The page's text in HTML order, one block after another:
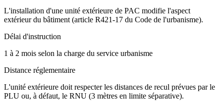
L'installation d'une unité extérieure de PAC modifie l'aspect
extérieur du bâtiment (article R421-17 du Code de l'urbanisme).
Délai d'instruction
1 à 2 mois selon la charge du service urbanisme
Distance réglementaire
L'unité extérieure doit respecter les distances de recul prévues par le
PLU ou, à défaut, le RNU (3 mètres en limite séparative).